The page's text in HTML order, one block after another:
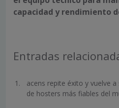
capacidad y rendimiento
Entradas
acens repite éxito y vuelve
de hosters más fiables del